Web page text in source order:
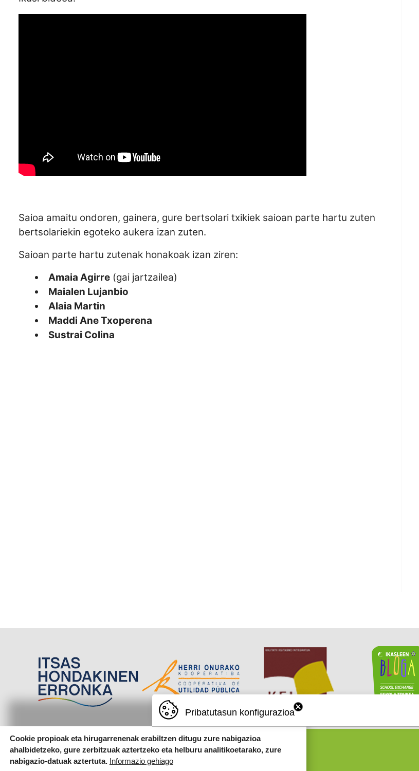
Saioa amaitu ondoren, gainera, gure bertsolari txikiek saioan parte hartu zuten
bertsolariekin egoteko aukera izan zuten.
Saioan parte hartu zutenak honakoak izan ziren:
Amaia Agirre(gai jartzailea)
Maialen Lujanbio
Alaia Martin
Maddi Ane Txoperena
Sustrai Colina
Pribatutasun konfigurazioa
Cookie propioak eta hirugarrenenak erabiltzen ditugu zure nabigazioa
ahalbidetzeko, gure zerbitzuak aztertzeko eta helburu analitikoetarako, zure
nabigazio-datuak aztertuta. Informazio gehiago